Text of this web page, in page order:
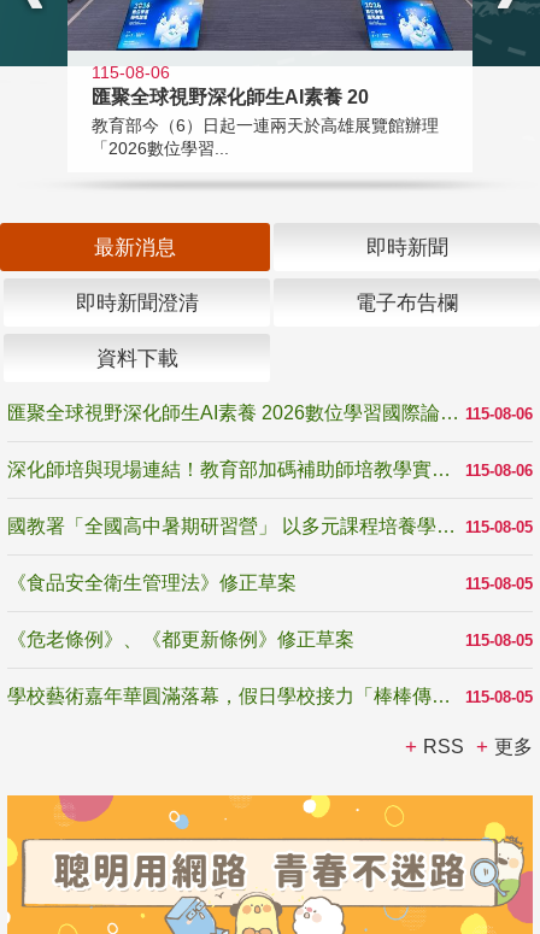
115-08-06
匯聚全球視野深化師生AI素養 20
教育部今（6）日起一連兩天於高雄展覽館辦理
「2026數位學習...
最新消息 即時新聞
即時新聞澄清 電子布告欄
資料下載
115-08-06
匯聚全球視野深化師生AI素養 2026數位學習國際論壇高雄登場
115-08-06
深化師培與現場連結！教育部加碼補助師培教學實踐研究 10月師培國際研討會交流教學實踐經驗
115-08-05
國教署「全國高中暑期研習營」 以多元課程培養學生瞭解誠信專業與倫理價值
115-08-05
《食品安全衛生管理法》修正草案
115-08-05
《危老條例》、《都更新條例》修正草案
115-08-05
學校藝術嘉年華圓滿落幕，假日學校接力「棒棒傳美感」
RSS 更多